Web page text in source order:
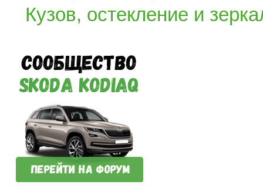
Кузов, остекление и